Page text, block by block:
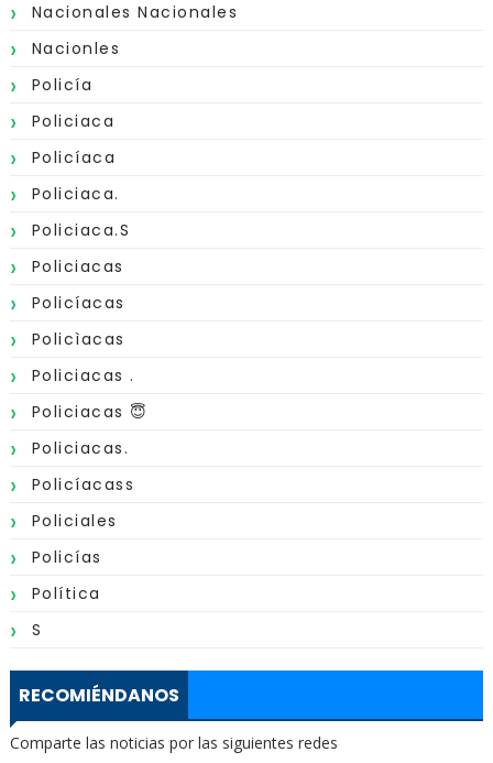
Nacionales Nacionales
Nacionles
Policía
Policiaca
Policíaca
Policiaca.
Policiaca.s
Policiacas
Policíacas
Policìacas
Policiacas .
Policiacas 😇
Policiacas.
Policíacass
Policiales
Policías
Política
S
RECOMIÉNDANOS
Comparte las noticias por las siguientes redes